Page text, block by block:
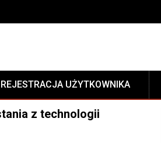
REJESTRACJA UŻYTKOWNIKA
z technologii